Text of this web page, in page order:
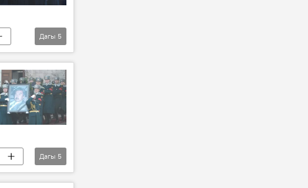
Дагы 5
Дагы 5